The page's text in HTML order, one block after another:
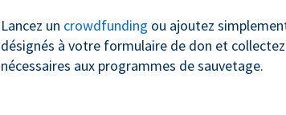
Lancez un crowdfunding ou ajoutez
désignés à votre formulaire de don et
nécessaires aux programmes de sauvetage.